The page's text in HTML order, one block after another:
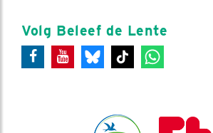
Volg Beleef de Lente